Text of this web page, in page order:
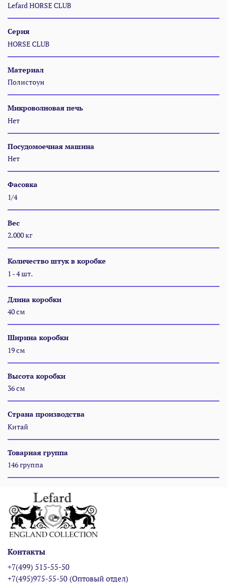
Lefard HORSE CLUB
Серия
HORSE CLUB
Материал
Полистоун
Микроволновая печь
Нет
Посудомоечная машина
Нет
Фасовка
1/4
Вес
2.000 кг
Количество штук в коробке
1 - 4 шт.
Длина коробки
40 см
Ширина коробки
19 см
Высота коробки
36 см
Страна производства
Китай
Товарная группа
146 группа
Контакты
+7(499) 515-55-50
+7(495)975-55-50 (Оптовый отдел)